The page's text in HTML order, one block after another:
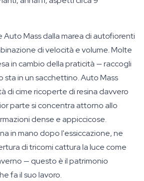
Mass dalla marea di autofiorenti
di velocità e volume. Molte
in cambio della praticità — raccogli
sta in un sacchettino. Auto Mass
di cime ricoperte di resina davvero
parte si concentra attorno allo
dense e appiccicose.
in mano dopo l'essiccazione, ne
di tricomi cattura la luce come
— questo è il patrimonio
fa il suo lavoro.